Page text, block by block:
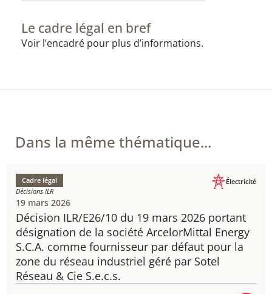
Le cadre légal en bref
Voir l’encadré pour plus d’informations.
Dans la même thématique...
Décision ILR/E26/10 du 19 mars 2026 portant
désignation de la société ArcelorMittal Energy
S.C.A. comme fournisseur par défaut pour la
zone du réseau industriel géré par Sotel
Réseau & Cie S.e.c.s.
Cadre légal
Décisions ILR
Électricité
19 mars 2026